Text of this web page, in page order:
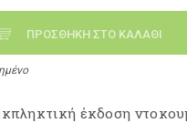
ΠΡΟΣΘΗΚΗ ΣΤΟ ΚΑΛΑΘΙ
έκδοση